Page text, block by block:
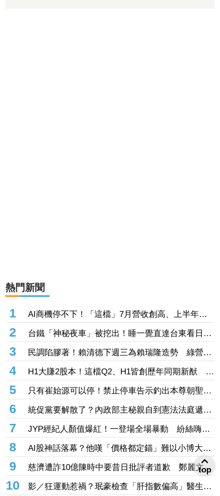
熱門新聞
1
AI商機停不下！「這檔」7月營收創高、上半年
EPS 38.24元 獲大摩喊買、12000元目標價
2
台鐵「神秘夜車」被挖出！睡一覺直達台東看日
出 每週僅1班錯過等下週
3
民調陷膠著！賴清德下週三為賴瑞隆造勢 綠營強
化高雄組織、力保南臺灣不失
4
H1大賺2股本！這檔Q2、H1皆創歷年同期新猷 股
價翻臉緊鎖漲停
5
只有崔始源可以停！禁止停車告示釣出本尊朝聖：
停車可以嗎 店員粉絲嚇傻
6
統促黨要解散了？內政部主秘親自到憲法法庭遞
狀 聲請解散統促黨創下憲政首例
7
JYP經紀人顏值爆紅！一登場全場暴動 紛絲嗨
喊：拜託直接出道
8
AI股神話落幕？他嘆「價格都定錨」難以小博大
網搖頭：現在才剛開始
9
慈濟遭詐10億陳時中要昔日批評者道歉 鄭麗文怒
轟無恥至極：你們該向全民下跪
10
影／狂運動惹禍？珉豪檢查「肝指數偏高」醫生警
top